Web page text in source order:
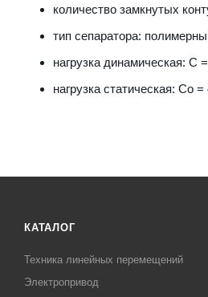
количество замкнутых
тип сепаратора:
нагрузка динамическая: С
нагрузка статическая: Со
КАТАЛОГ
Техника линейных перемещений
Электропривод